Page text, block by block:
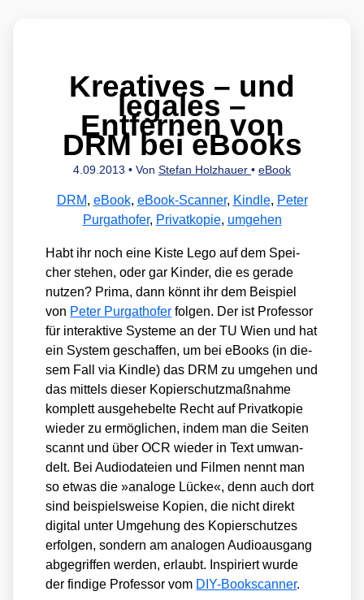
Kreatives – und
legales –
Entfernen von
DRM bei eBooks
4.09.2013 • Von Stefan Holzhauer • eBook
DRM, eBook, eBook-Scanner, Kindle, Peter
Purgathofer, Privatkopie, umgehen
Habt ihr noch eine Kis­te Lego auf dem Spei­
cher ste­hen, oder gar Kin­der, die es gera­de
nut­zen? Pri­ma, dann könnt ihr dem Bei­spiel
von Peter Pur­ga­t­ho­fer fol­gen. Der ist Pro­fes­sor
für inter­ak­ti­ve Sys­te­me an der TU Wien und hat
ein Sys­tem geschaf­fen, um bei eBooks (in die­
sem Fall via Kind­le) das DRM zu umge­hen und
das mit­tels die­ser Kopier­schutz­maß­nah­me
kom­plett aus­ge­he­bel­te Recht auf Pri­vat­ko­pie
wie­der zu ermög­li­chen, indem man die Sei­ten
scannt und über OCR wie­der in Text umwan­
delt. Bei Audio­da­tei­en und Fil­men nennt man
so etwas die »ana­lo­ge Lücke«, denn auch dort
sind bei­spiels­wei­se Kopien, die nicht direkt
digi­tal unter Umge­hung des Kopier­schut­zes
erfol­gen, son­dern am ana­lo­gen Audio­aus­gang
abge­grif­fen wer­den, erlaubt. Inspi­riert wur­de
der fin­di­ge Pro­fes­sor vom DIY-Book­scan­ner.